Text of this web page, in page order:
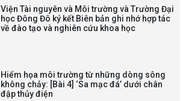
bổng Nagao tại Việt Nam năm
học 2026-2027
Viện Tài nguyên và Môi trường và Trường Đại
học Đông Đô ký kết Biên bản ghi nhớ hợp tác
về đào tạo và nghiên cứu khoa học
Hiểm họa môi trường từ những dòng sông
không chảy: [Bài 4] ‘Sa mạc đá’ dưới chân
đập thủy điện